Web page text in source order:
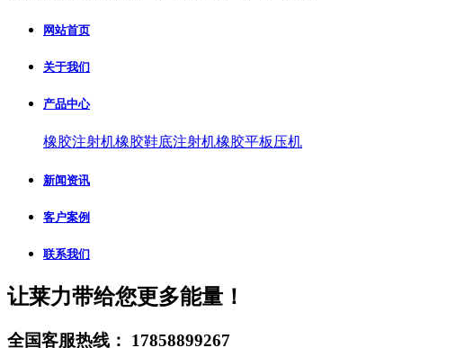
网站首页
关于我们
产品中心
橡胶注射机橡胶鞋底注射机橡胶平板压机
新闻资讯
客户案例
联系我们
让莱力带给您更多能量！
全国客服热线： 17858899267